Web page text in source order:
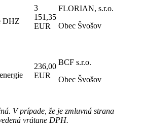
DHZ
3
151,35
EUR
FLORIAN, s.r.o.
Obec Švošov
236,00
EUR
BCF s.r.o.
Obec Švošov
V prípade, že je zmluvná strana
vrátane DPH.